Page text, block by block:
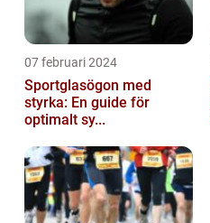
07 februari 2024
Sportglasögon med
styrka: En guide för
optimalt sy...